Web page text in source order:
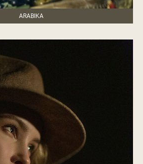
ARABIKA